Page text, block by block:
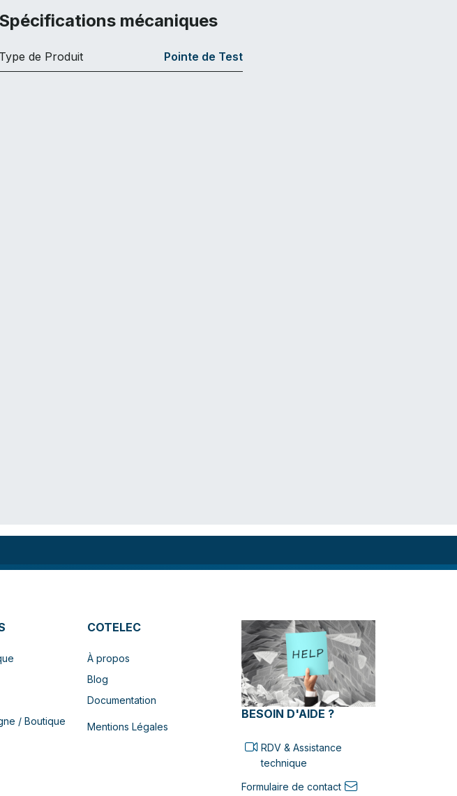
Spécifications mécaniques
Type de Produit Pointe de Test
/ Boutique
COTELEC
À propos
Blog
Documentation
Mentions Légales
BESOIN D'AIDE ?
RDV & Assistance
technique
Formulaire de contact